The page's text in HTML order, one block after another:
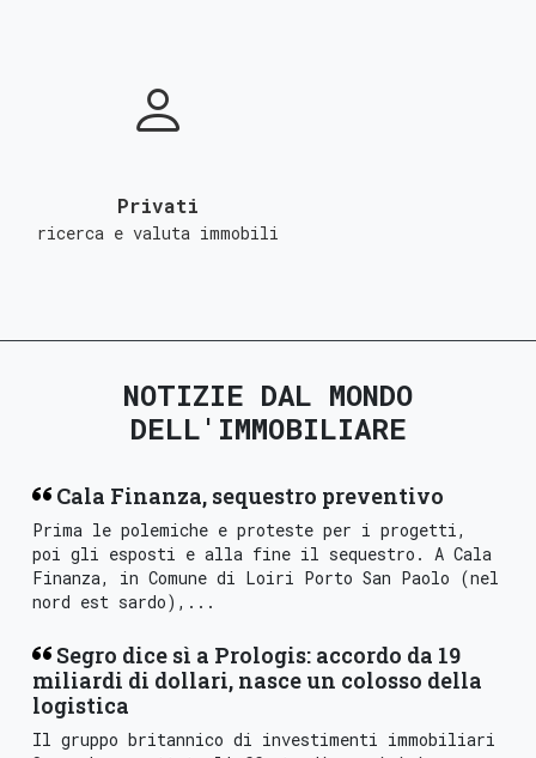
Privati
ricerca e valuta immobili
NOTIZIE DAL MONDO
DELL'IMMOBILIARE
Cala Finanza, sequestro preventivo
Prima le polemiche e proteste per i progetti,
poi gli esposti e alla fine il sequestro. A Cala
Finanza, in Comune di Loiri Porto San Paolo (nel
nord est sardo),...
Segro dice sì a Prologis: accordo da 19
miliardi di dollari, nasce un colosso della
logistica
Il gruppo britannico di investimenti immobiliari